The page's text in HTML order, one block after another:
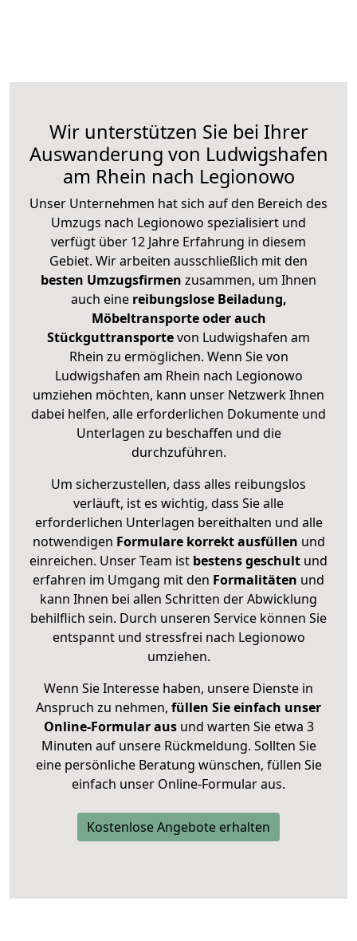
Wir unterstützen Sie bei Ihrer
Auswanderung von Ludwigshafen
am Rhein nach Legionowo
Unser Unternehmen hat sich auf den Bereich des
Umzugs nach Legionowo spezialisiert und
verfügt über 12 Jahre Erfahrung in diesem
Gebiet. Wir arbeiten ausschließlich mit den
besten Umzugsfirmen zusammen, um Ihnen
auch eine reibungslose Beiladung,
Möbeltransporte oder auch
Stückguttransportevon Ludwigshafen am
Rhein zu ermöglichen. Wenn Sie von
Ludwigshafen am Rhein nach Legionowo
umziehen möchten, kann unser Netzwerk Ihnen
dabei helfen, alle erforderlichen Dokumente und
Unterlagen zu beschaffen und die
durchzuführen.
Um sicherzustellen, dass alles reibungslos
verläuft, ist es wichtig, dass Sie alle
erforderlichen Unterlagen bereithalten und alle
notwendigen Formulare korrekt ausfüllen und
einreichen. Unser Team ist bestens geschult und
erfahren im Umgang mit den Formalitäten und
kann Ihnen bei allen Schritten der Abwicklung
behilflich sein. Durch unseren Service können Sie
entspannt und stressfrei nach Legionowo
umziehen.
Wenn Sie Interesse haben, unsere Dienste in
Anspruch zu nehmen, füllen Sie einfach unser
Online-Formular ausund warten Sie etwa 3
Minuten auf unsere Rückmeldung. Sollten Sie
eine persönliche Beratung wünschen, füllen Sie
einfach unser Online-Formular aus.
Kostenlose Angebote erhalten